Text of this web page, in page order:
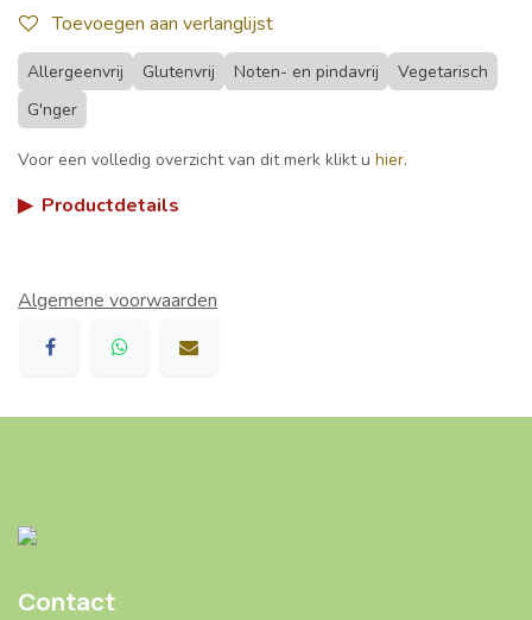
Toevoegen aan verlanglijst
Allergeenvrij Glutenvrij Noten- en pindavrij
Vegetarisch
G'nger
Voor een volledig overzicht van dit merk klikt u hier.
▶ Productdetails
Algemene voorwaarden
Contact